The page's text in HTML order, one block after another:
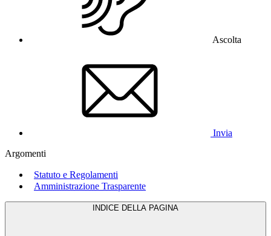
Ascolta
Invia
Argomenti
Statuto e Regolamenti
Amministrazione Trasparente
INDICE DELLA PAGINA